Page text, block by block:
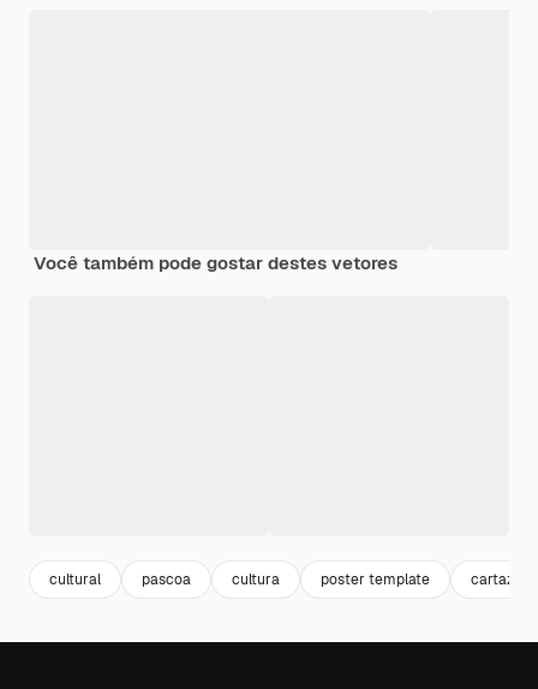
Você também pode gostar destes vetores
cultural pascoa cultura poster template cartaz